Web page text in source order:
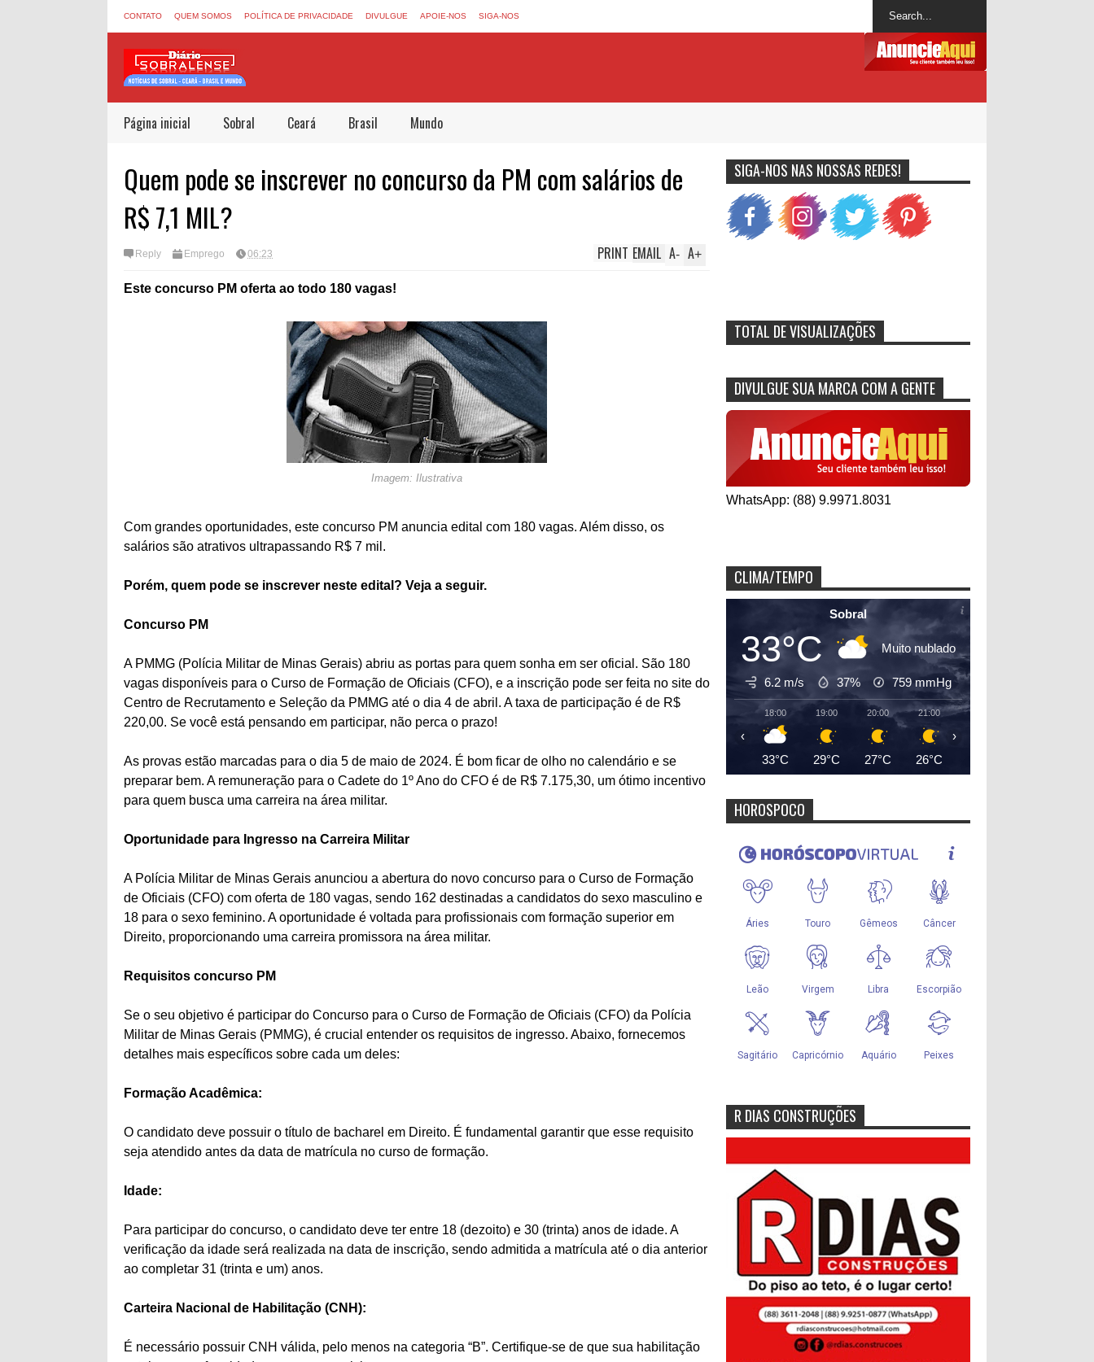
CONTATO QUEM SOMOS POLÍTICA DE PRIVACIDADE DIVULGUE APOIE-NOS SIGA-NOS
Página inicial Sobral Ceará Brasil Mundo
Quem pode se inscrever no concurso da PM com salários de
R$ 7,1 MIL?
Reply Emprego 06:23 A+
A-
EMAIL
PRINT
Este concurso PM oferta ao todo 180 vagas!
Imagem: Ilustrativa
Com grandes oportunidades, este concurso PM anuncia edital com 180 vagas. Além disso, os
salários são atrativos ultrapassando R$ 7 mil.
Porém, quem pode se inscrever neste edital? Veja a seguir.
Concurso PM
A PMMG (Polícia Militar de Minas Gerais) abriu as portas para quem sonha em ser oficial. São 180
vagas disponíveis para o Curso de Formação de Oficiais (CFO), e a inscrição pode ser feita no site do
Centro de Recrutamento e Seleção da PMMG até o dia 4 de abril. A taxa de participação é de R$
220,00. Se você está pensando em participar, não perca o prazo!
As provas estão marcadas para o dia 5 de maio de 2024. É bom ficar de olho no calendário e se
preparar bem. A remuneração para o Cadete do 1º Ano do CFO é de R$ 7.175,30, um ótimo incentivo
para quem busca uma carreira na área militar.
Oportunidade para Ingresso na Carreira Militar
A Polícia Militar de Minas Gerais anunciou a abertura do novo concurso para o Curso de Formação
de Oficiais (CFO) com oferta de 180 vagas, sendo 162 destinadas a candidatos do sexo masculino e
18 para o sexo feminino. A oportunidade é voltada para profissionais com formação superior em
Direito, proporcionando uma carreira promissora na área militar.
Requisitos concurso PM
Se o seu objetivo é participar do Concurso para o Curso de Formação de Oficiais (CFO) da Polícia
Militar de Minas Gerais (PMMG), é crucial entender os requisitos de ingresso. Abaixo, fornecemos
detalhes mais específicos sobre cada um deles:
Formação Acadêmica:
O candidato deve possuir o título de bacharel em Direito. É fundamental garantir que esse requisito
seja atendido antes da data de matrícula no curso de formação.
Idade:
Para participar do concurso, o candidato deve ter entre 18 (dezoito) e 30 (trinta) anos de idade. A
verificação da idade será realizada na data de inscrição, sendo admitida a matrícula até o dia anterior
ao completar 31 (trinta e um) anos.
Carteira Nacional de Habilitação (CNH):
É necessário possuir CNH válida, pelo menos na categoria “B”. Certifique-se de que sua habilitação
SIGA-NOS NAS NOSSAS REDES!
TOTAL DE VISUALIZAÇÕES
DIVULGUE SUA MARCA COM A GENTE
WhatsApp: (88) 9.9971.8031
CLIMA/TEMPO
Sobral
33°C Muito nublado
6.2 m/s 37% 759 mmHg
18:00
33°C
19:00
29°C
20:00
27°C
21:00
26°C
22:00
‹ ›
HOROSPOCO
R DIAS CONSTRUÇÕES